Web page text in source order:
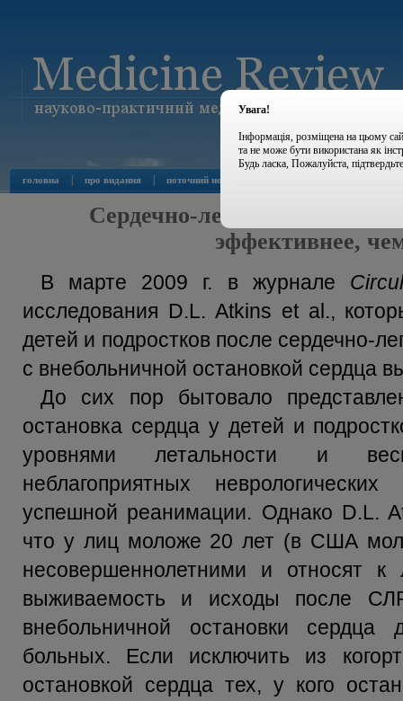
головна про видання поточний номер
Сердечно-легочная
эффективнее,
В марте 2009 г. в журнале
исследования D.L. Atkins et al.,
детей и подростков после сердечно-
с внебольничной остановкой сердца
До сих пор бытовало
остановка сердца у детей и
уровнями летальности и
неблагоприятных
успешной реанимации. Однако D.L.
что у лиц моложе 20 лет (в США
несовершеннолетними и относят к
выживаемость и исходы после
внебольничной остановки
больных. Если исключить из
остановкой сердца тех, у кого
Увага!
Інформація, розміщена на цьому
та не може бути використана як
Будь ласка, Пожалуйста,